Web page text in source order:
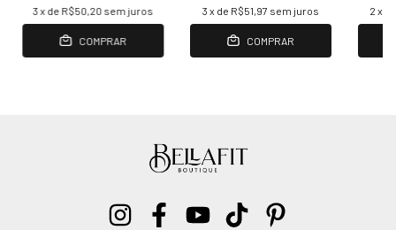
3x de R$50,20 sem juros
COMPRAR
3 x de R$51,97 sem juros
COMPRAR
2 x